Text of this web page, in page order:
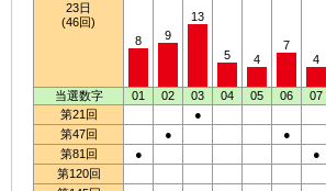
23日
(46回)
8
9
13
5 4
7
4
当選数字 01 02 03 04 05 06 07
第21回
●
第47回
● ●
第81回
● ●
第120回